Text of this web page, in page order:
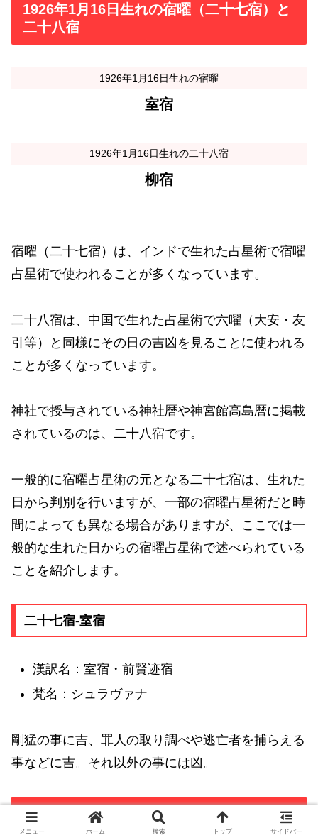
1926年1月16日生れの宿曜（二十七宿）と
二十八宿
1926年1月16日生れの宿曜
室宿
1926年1月16日生れの二十八宿
柳宿
宿曜（二十七宿）は、インドで生れた占星術で宿曜
占星術で使われることが多くなっています。
二十八宿は、中国で生れた占星術で六曜（大安・友
引等）と同様にその日の吉凶を見ることに使われる
ことが多くなっています。
神社で授与されている神社暦や神宮館高島暦に掲載
されているのは、二十八宿です。
一般的に宿曜占星術の元となる二十七宿は、生れた
日から判別を行いますが、一部の宿曜占星術だと時
間によっても異なる場合がありますが、ここでは一
般的な生れた日からの宿曜占星術で述べられている
ことを紹介します。
二十七宿-室宿
漢訳名：室宿・前賢迹宿
梵名：シュラヴァナ
剛猛の事に吉、罪人の取り調べや逃亡者を捕らえる
事などに吉。それ以外の事には凶。
1926年1月16日生れの六曜と十二直
メニュー ホーム 検索 トップ サイドバー